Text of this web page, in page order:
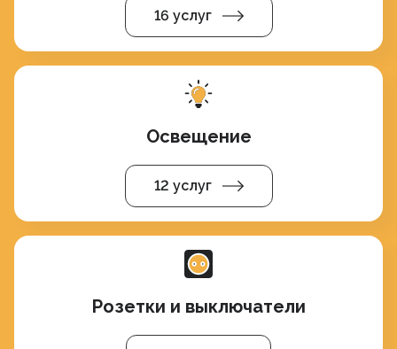
16 услуг
Освещение
12 услуг
Розетки и выключатели